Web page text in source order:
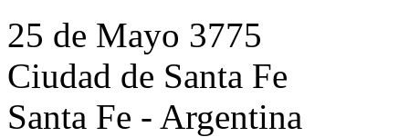
25 de Mayo 3775
Ciudad de Santa Fe
Santa Fe - Argentina